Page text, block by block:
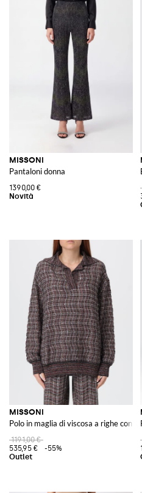
MISSONI
Pantaloni donna
1390,00 €
MISSONI
Polo in maglia di viscosa a righe con
1191,00 €
535,95 €
-55%